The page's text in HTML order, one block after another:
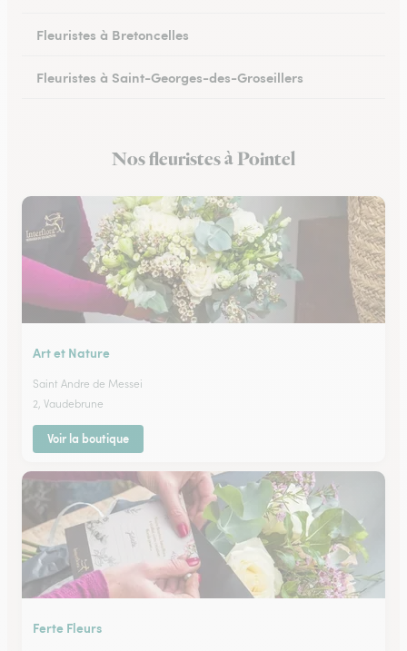
Fleuristes à Bretoncelles
Fleuristes à Saint-Georges-des-Groseillers
Fleuristes au Mêle-sur-Sarthe
Nos fleuristes à Pointel
Art et Nature
Saint Andre de Messei
2, Vaudebrune
Voir la boutique
Ferte Fleurs